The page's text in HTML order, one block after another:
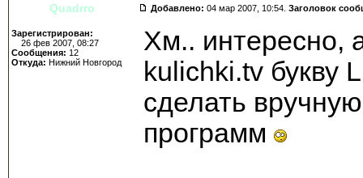
Quadrro Добавлено: 04 мар 2007, 10:54. Заголовок
Зарегистрирован:
26 фев 2007, 08:27
Сообщения: 12
Откуда: Нижний Новгород
Хм.. интересно,
kulichki.tv букву
сделать
программ